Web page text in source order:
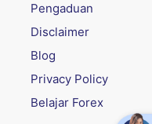
Pengaduan
Disclaimer
Blog
Privacy Policy
Belajar Forex